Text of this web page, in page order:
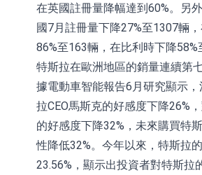
度調價的模式
【異動股】汽車整車
藍谷(600733.CN)跌
【異動股】港股漲幅
統工程股權
中國智能健康
深交所：鑫元中證電
放式指數證券投資基
交易
通天酒業(00389.HK)
在英國註冊量降幅達到60%。另
國7月註冊量下降27%至1307輛
86%至163輛，在比利時下降
特斯拉在歐洲地區的銷量連續第
據電動車智能報告6月研究顯示
拉CEO馬斯克的好感度下降26%
的好感度下降32%，未來購買特
性降低32%。今年以來，特斯拉
23.56%，顯示出投資者對特斯拉